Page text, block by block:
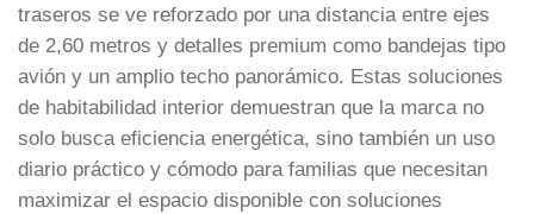
traseros se ve reforzado por una distancia entre ejes
de 2,60 metros y detalles premium como bandejas tipo
avión y un amplio techo panorámico. Estas soluciones
de habitabilidad interior demuestran que la marca no
solo busca eficiencia energética, sino también un uso
diario práctico y cómodo para familias que necesitan
maximizar el espacio disponible con soluciones